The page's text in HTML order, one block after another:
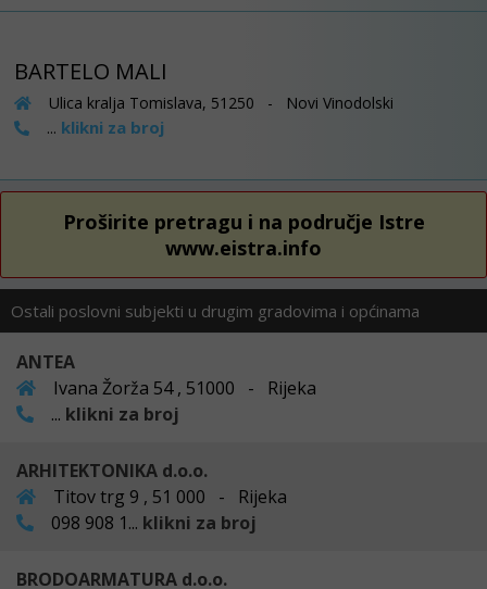
BARTELO MALI
Ulica kralja Tomislava, 51250 - Novi Vinodolski
... klikni za broj
Proširite pretragu i na područje Istre
www.eistra.info
Ostali poslovni subjekti u drugim gradovima i općinama
ANTEA
Ivana Žorža 54 , 51000 - Rijeka
... klikni za broj
ARHITEKTONIKA d.o.o.
Titov trg 9 , 51 000 - Rijeka
098 908 1... klikni za broj
BRODOARMATURA d.o.o.